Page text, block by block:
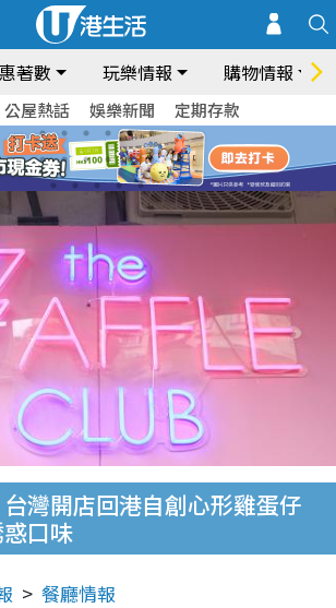
著數 玩樂情報 購物情報
公屋熱話 娛樂新聞 定期存款
台灣開店回港自創心形雞蛋仔
口味
餐廳情報